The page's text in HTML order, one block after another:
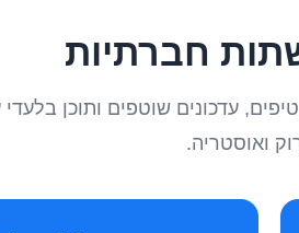
חברתיות
עדכונים שוטפים ותוכן בלעדי
ואוסטריה.